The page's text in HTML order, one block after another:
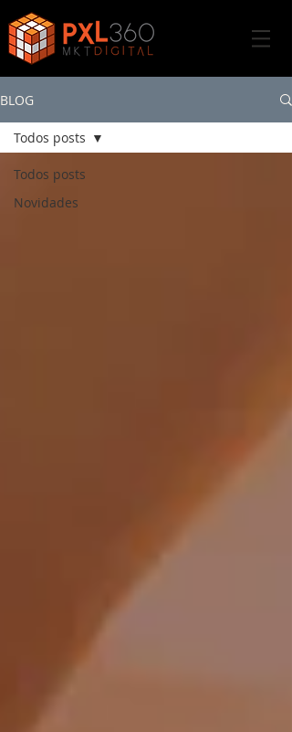
BLOG
Todos posts
Novidades
Todos posts